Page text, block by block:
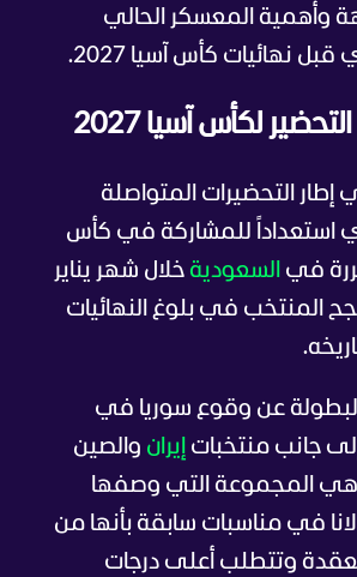
وأهمية المعسكر الحالي
نهائيات كأس آسيا 2027.
لكأس آسيا 2027
إطار التحضيرات المتواصلة
استعداداً للمشاركة في كأس
السعودية خلال شهر يناير
المنتخب في بلوغ النهائيات
عن وقوع سوريا في
إيران والصين
وهي المجموعة التي وصفها
في مناسبات سابقة بأنها من
وتتطلب أعلى درجات